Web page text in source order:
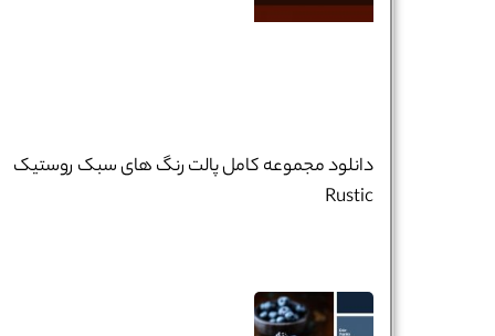
دانلود مجموعه کامل پالت رنگ‌ های سبک روستیک
Rustic
نام و نام خانوادگی : *